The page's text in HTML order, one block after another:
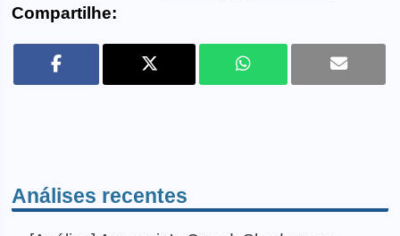
Compartilhe:
Análises recentes